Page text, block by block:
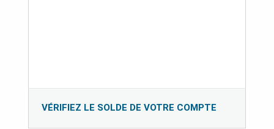
VÉRIFIEZ LE SOLDE DE VOTRE COMPTE